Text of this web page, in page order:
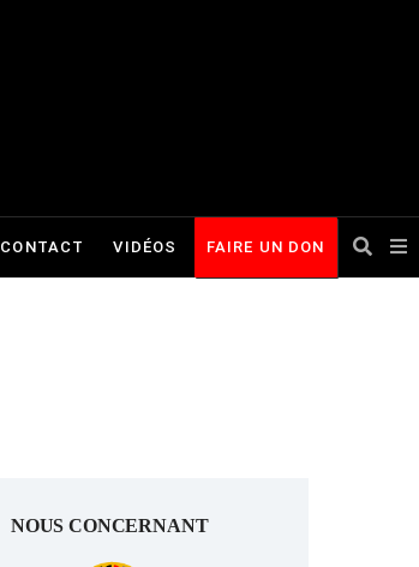
CONTACT VIDÉOS FAIRE UN DON
NOUS CONCERNANT